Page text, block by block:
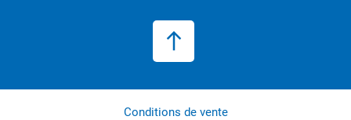
Conditions de vente